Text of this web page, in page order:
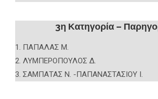
3η Κατηγορία –
1. ΠΑΠΑΛΑΣ Μ.
2. ΛΥΜΠΕΡΟΠΟΥΛΟΣ Δ.
3. ΣΑΜΠΑΤΑΣ Ν. -ΠΑΠΑΝΑΣΤΑΣΙΟΥ Ι.